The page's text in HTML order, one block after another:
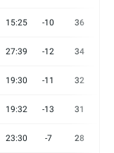
15:25 -10 36
27:39 -12 34
19:30 -11 32
19:32 -13 31
23:30 -7 28